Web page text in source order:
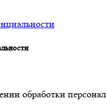
обработки